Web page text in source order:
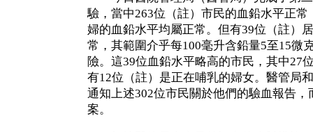
驗，當中263位（註）市民的血鉛水平正常
婦的血鉛水平均屬正常。但有39位（註）
常，其範圍介乎每100毫升含鉛量5至15微
險。這39位血鉛水平略高的市民，其中27
有12位（註）是正在哺乳的婦女。醫管局
通知上述302位市民關於他們的驗血報告
案。